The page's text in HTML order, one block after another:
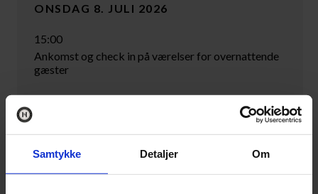
Samtykke Detaljer Om
ONSDAG 8. JULI 2026
15:00
Ankomst og check in på værelser for overnattende
gæster
15:00-00:00
18:00-18:30
Velkomstdrink (bobler)